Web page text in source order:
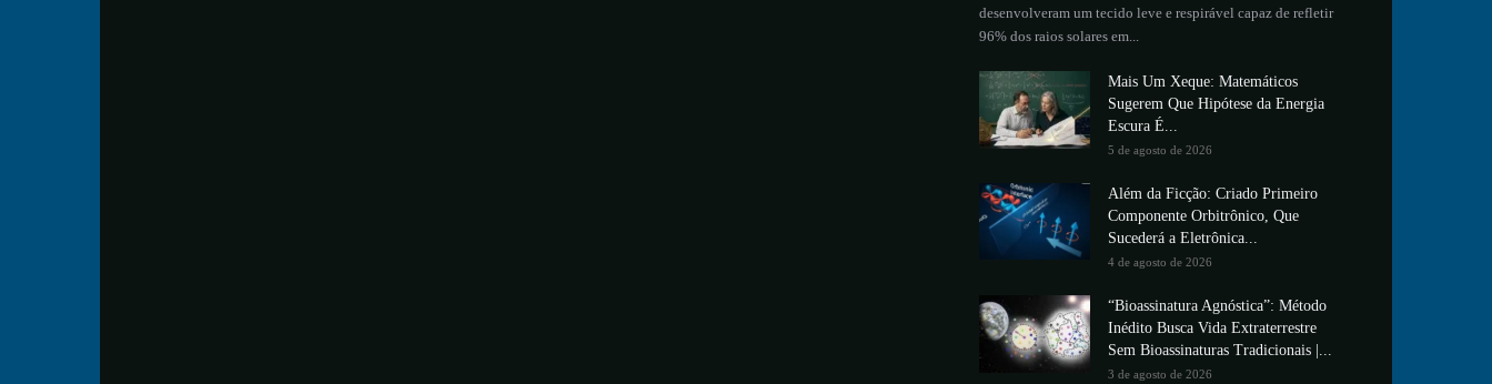
desenvolveram um tecido leve e respirável capaz de refletir
96% dos raios solares em...
Mais Um Xeque: Matemáticos
Sugerem Que Hipótese da Energia
Escura É...
5 de agosto de 2026
Além da Ficção: Criado Primeiro
Componente Orbitrônico, Que
Sucederá a Eletrônica...
4 de agosto de 2026
“Bioassinatura Agnóstica”: Método
Inédito Busca Vida Extraterrestre
Sem Bioassinaturas Tradicionais |...
3 de agosto de 2026